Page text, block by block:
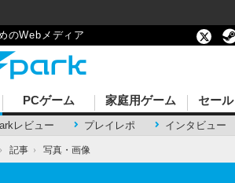
のWebメディア
レビュー プレイレポ インタビュー
PCゲーム 家庭用ゲーム セー
› 記事 › 写真・画像